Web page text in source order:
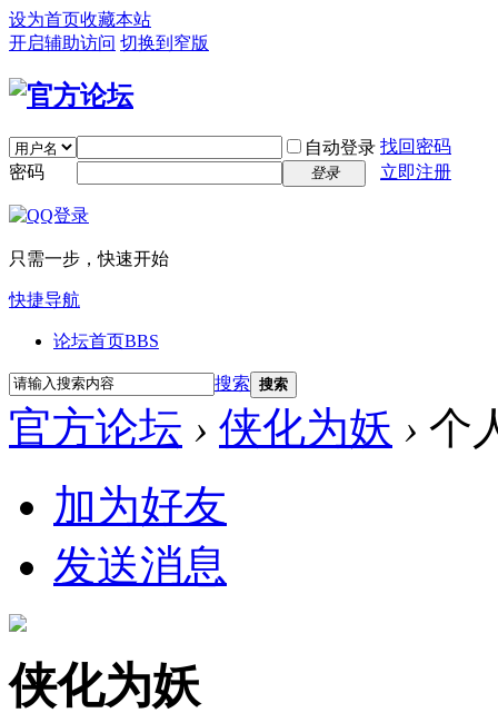
设为首页收藏本站
开启辅助访问 切换到窄版
自动登录 找回密码
密码
登录 立即注册
只需一步，快速开始
快捷导航
论坛首页BBS
搜索 搜索
官方论坛 › 侠化为妖 › 个
加为好友
发送消息
侠化为妖